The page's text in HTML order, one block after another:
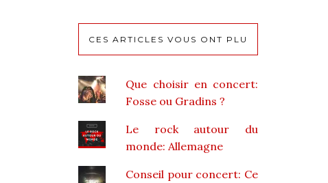
CES ARTICLES VOUS ONT PLU
Que choisir en concert:
Fosse ou Gradins ?
Le rock autour du
monde: Allemagne
Conseil pour concert: Ce